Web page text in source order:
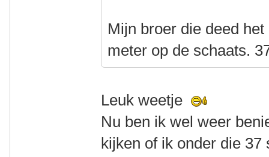
Mijn broer die deed
meter op de schaats.
Leuk weetje
Nu ben ik wel weer
kijken of ik onder die 37